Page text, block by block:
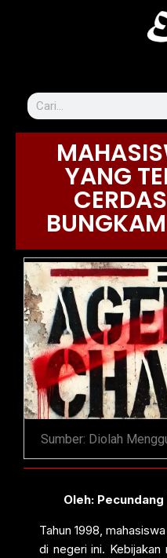
YANG
Sumber: Diolah
Oleh: Pecund
Tahun 1998,
di negeri ini.